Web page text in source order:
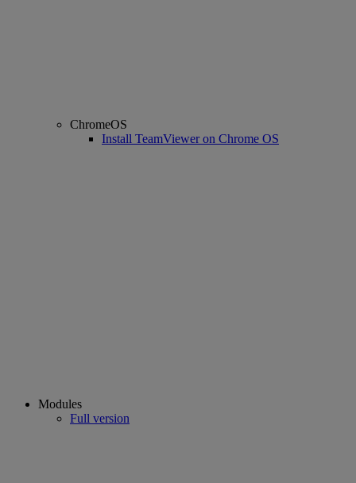
ChromeOS
Install TeamViewer on Chrome OS
Modules
Full version